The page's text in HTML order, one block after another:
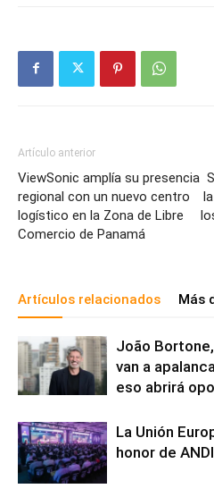
Artículo anterior
ViewSonic amplía su presencia
regional con un nuevo centro
logístico en la Zona de Libre
Comercio de Panamá
Artículos relacionados Más
João
van a
eso abrirá
La Unión
honor de